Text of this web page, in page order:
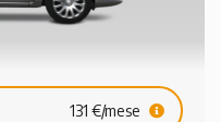
131 €/mese